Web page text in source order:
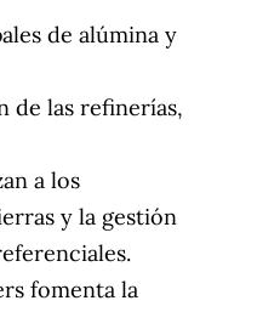
de alúmina y
de las refinerías,
a los
y la gestión
fomenta la